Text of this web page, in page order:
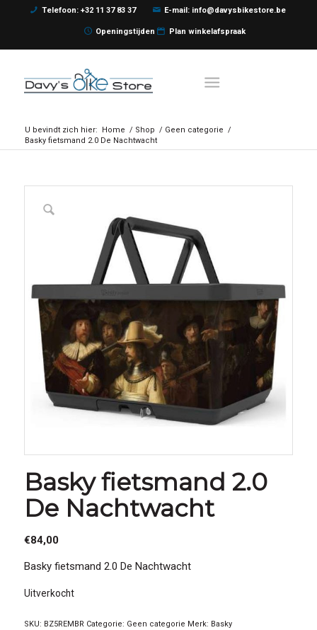
Telefoon: +32 11 37 83 37 E-mail: info@davysbikestore.be
Openingstijden Plan winkelafspraak
U bevindt zich hier: Home / Shop / Geen categorie /
Basky fietsmand 2.0 De Nachtwacht
Basky fietsmand 2.0
De Nachtwacht
€84,00
Basky fietsmand 2.0 De Nachtwacht
Uitverkocht
SKU: BZ5REMBR Categorie: Geen categorie Merk: Basky